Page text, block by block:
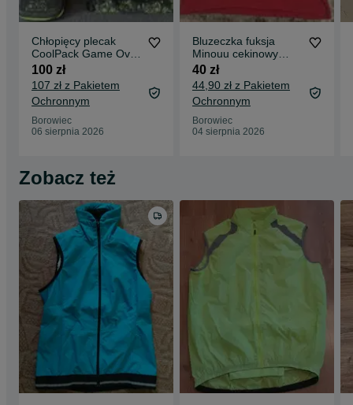
Chłopięcy plecak
CoolPack Game Over
+ worek + gratis
piórnik
100 zł
107 zł z Pakietem
Ochronnym
Borowiec
06 sierpnia 2026
Bluzeczka fuksja
Minouu cekinowy
królik rozmiar
uniewersalny
40 zł
44,90 zł z Pakietem
Ochronnym
Borowiec
04 sierpnia 2026
Zobacz też